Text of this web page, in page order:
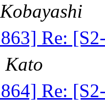
Re:
Kato
Re: